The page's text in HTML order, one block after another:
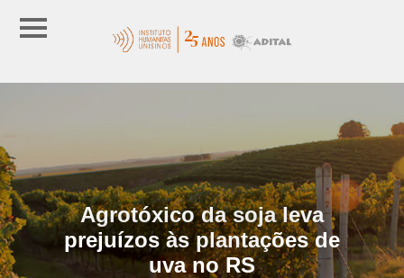
Agrotóxico da soja leva
prejuízos às plantações de
uva no RS